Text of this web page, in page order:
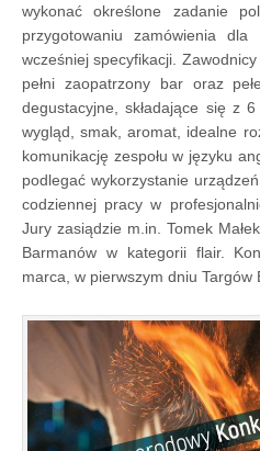
wykonać określone zadanie
przygotowaniu zamówienia
wcześniej specyfikacji.
pełni zaopatrzony bar oraz
degustacyjne, składające się z 6
wygląd, smak, aromat, idealne
komunikację zespołu w języku
podlegać wykorzystanie
codziennej pracy w
Jury zasiądzie m.in. Tomek
Barmanów w kategorii flair.
marca, w pierwszym dniu Targów